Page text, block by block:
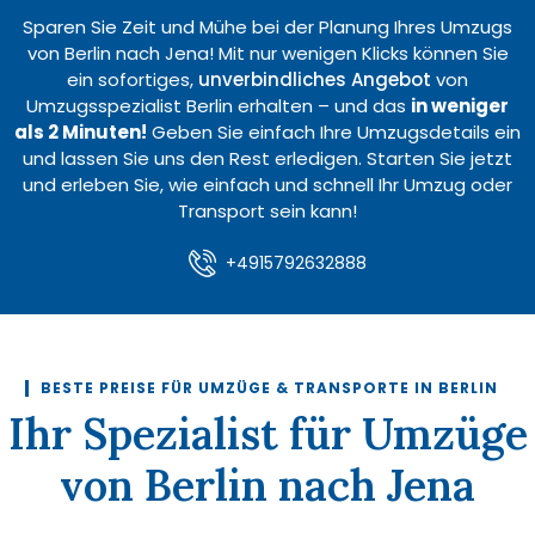
Sparen Sie Zeit und Mühe bei der Planung Ihres Umzugs
von Berlin nach Jena! Mit nur wenigen Klicks können Sie
ein sofortiges, unverbindliches Angebot von
Umzugsspezialist Berlin erhalten – und das in weniger
als 2 Minuten! Geben Sie einfach Ihre Umzugsdetails ein
und lassen Sie uns den Rest erledigen. Starten Sie jetzt
und erleben Sie, wie einfach und schnell Ihr Umzug oder
Transport sein kann!
+4915792632888
BESTE PREISE FÜR UMZÜGE & TRANSPORTE IN BERLIN
Ihr Spezialist für Umzüge
von Berlin nach Jena